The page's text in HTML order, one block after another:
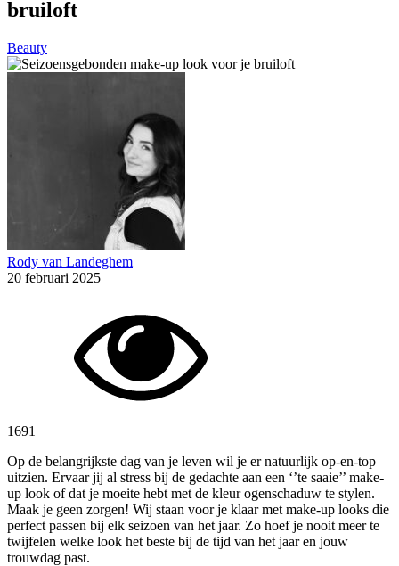
bruiloft
Beauty
Rody van Landeghem
20 februari 2025
1691
Op de belangrijkste dag van je leven wil je er natuurlijk op-en-top
uitzien. Ervaar jij al stress bij de gedachte aan een ‘’te saaie’’ make-
up look of dat je moeite hebt met de kleur ogenschaduw te stylen.
Maak je geen zorgen! Wij staan voor je klaar met make-up looks die
perfect passen bij elk seizoen van het jaar. Zo hoef je nooit meer te
twijfelen welke look het beste bij de tijd van het jaar en jouw
trouwdag past.